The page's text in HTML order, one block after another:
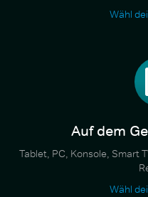
Wähl
Auf dem
Tablet, PC, Konsole, Smart
Wähl